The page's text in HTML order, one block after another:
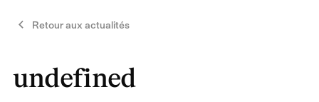
Retour aux actualités
undefined